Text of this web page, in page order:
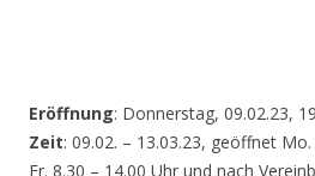
Eröffnung: Donnerstag, 09.02.23,
Zeit: 09.02. – 13.03.23, geöffnet
Fr. 8.30 – 14.00 Uhr und nach